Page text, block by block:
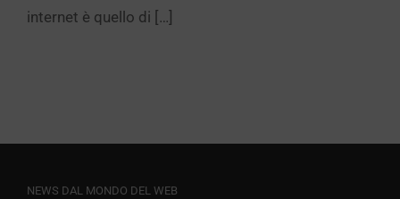
internet è quello di […]
NEWS DAL MONDO DEL WEB